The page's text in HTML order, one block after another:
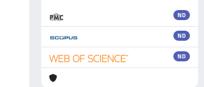
ND
ND
ND